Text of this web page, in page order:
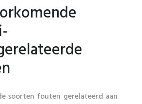
soorten fouten gerelateerd aan